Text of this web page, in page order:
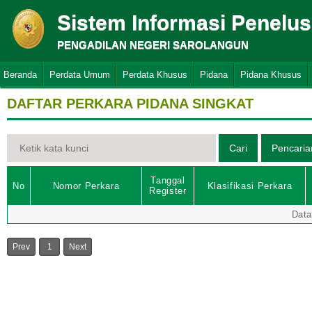
Sistem Informasi
PENGADILAN NEGERI SAROLANGUN
Beranda Perdata Umum Perdata Khusus Pidana Pidana Khusus
DAFTAR PERKARA PIDANA SINGKAT
No Nomor Perkara
Tanggal
Register
Klasifikasi Perkara
Prev 1 Next